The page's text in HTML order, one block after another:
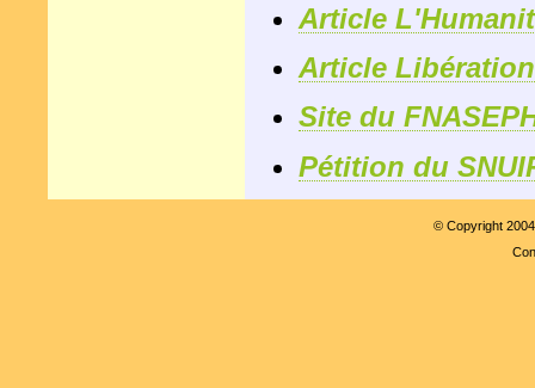
Article
Article
Site du
Pétition du
© Copyright